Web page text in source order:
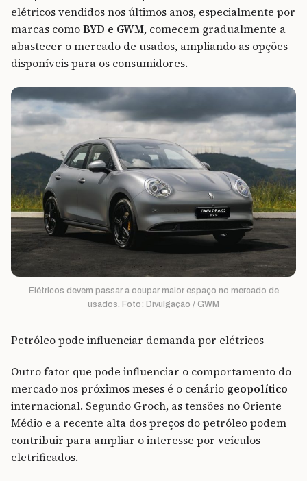
elétricos vendidos nos últimos anos, especialmente por
marcas comoBYD e GWM, comecem gradualmente a
abastecer o mercado de usados, ampliando as opções
disponíveis para os consumidores.
Elétricos devem passar a ocupar maior espaço no mercado de
usados. Foto: Divulgação / GWM
Petróleo pode influenciar demanda por elétricos
Outro fator que pode influenciar o comportamento do
mercado nos próximos meses é o cenário geopolítico
internacional. Segundo Groch, as tensões no Oriente
Médio e a recente alta dos preços do petróleo podem
contribuir para ampliar o interesse por veículos
eletrificados.